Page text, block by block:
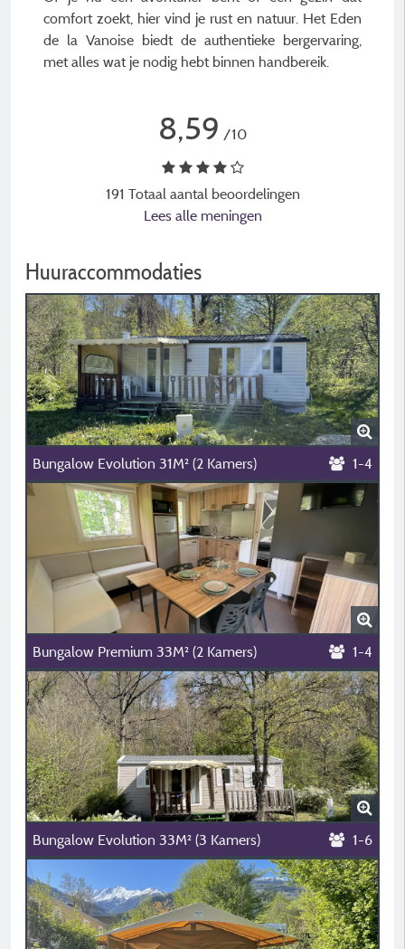
comfort zoekt, hier vind je rust en natuur. Het Eden
de la Vanoise biedt de authentieke bergervaring,
met alles wat je nodig hebt binnen handbereik.
8,59 /10
191 Totaal aantal beoordelingen
Lees alle meningen
Huuraccommodaties
Bungalow Evolution 31M² (2 Kamers) 1-4
Bungalow Premium 33M² (2 Kamers) 1-4
Bungalow Evolution 33M² (3 Kamers) 1-6